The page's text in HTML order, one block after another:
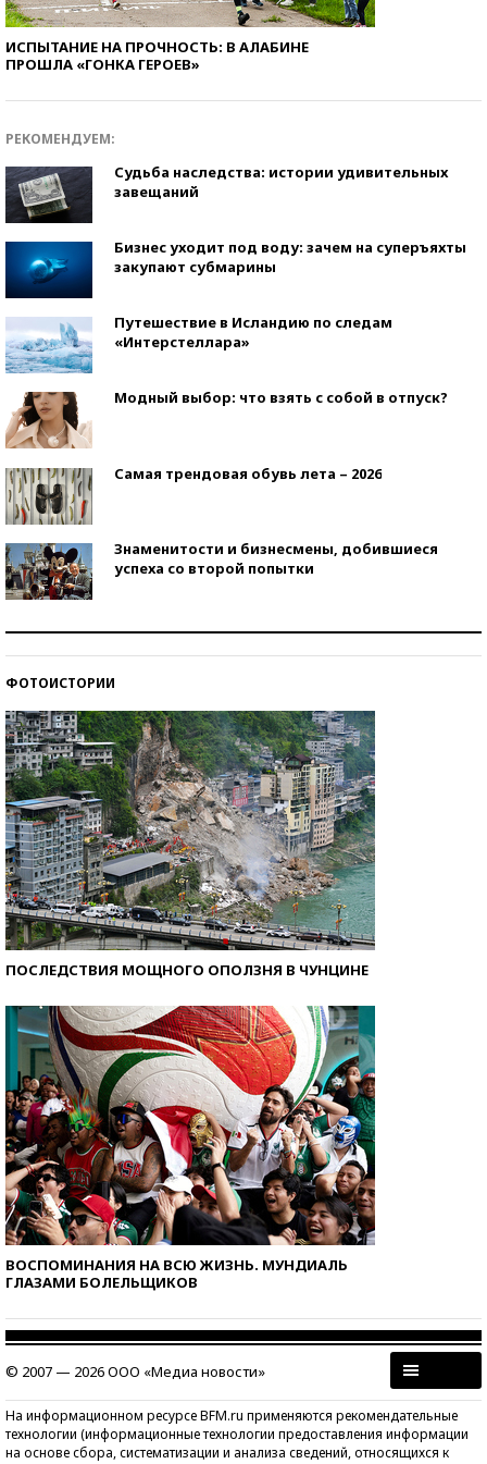
ИСПЫТАНИЕ НА ПРОЧНОСТЬ: В АЛАБИНЕ
ПРОШЛА «ГОНКА ГЕРОЕВ»
РЕКОМЕНДУЕМ:
Судьба наследства: истории удивительных
завещаний
Бизнес уходит под воду: зачем на суперъяхты
закупают субмарины
Путешествие в Исландию по следам
«Интерстеллара»
Модный выбор: что взять с собой в отпуск?
Самая трендовая обувь лета – 2026
Знаменитости и бизнесмены, добившиеся
успеха со второй попытки
ФОТОИСТОРИИ
ПОСЛЕДСТВИЯ МОЩНОГО ОПОЛЗНЯ В ЧУНЦИНЕ
ВОСПОМИНАНИЯ НА ВСЮ ЖИЗНЬ. МУНДИАЛЬ
ГЛАЗАМИ БОЛЕЛЬЩИКОВ
© 2007 — 2026 ООО «Медиа новости»
На информационном ресурсе BFM.ru применяются рекомендательные
технологии (информационные технологии предоставления информации
на основе сбора, систематизации и анализа сведений, относящихся к